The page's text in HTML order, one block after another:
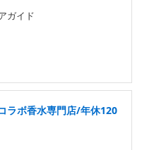
ガイド
ラボ香水専門店/年休120